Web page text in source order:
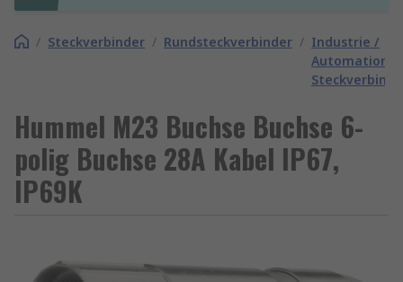
/ Steckverbinder / Rundsteckverbinder / Industrie /
Automation
Hummel M23 Buchse Buchse 6-
polig Buchse 28A Kabel IP67,
IP69K